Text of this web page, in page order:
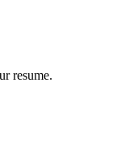
resume.